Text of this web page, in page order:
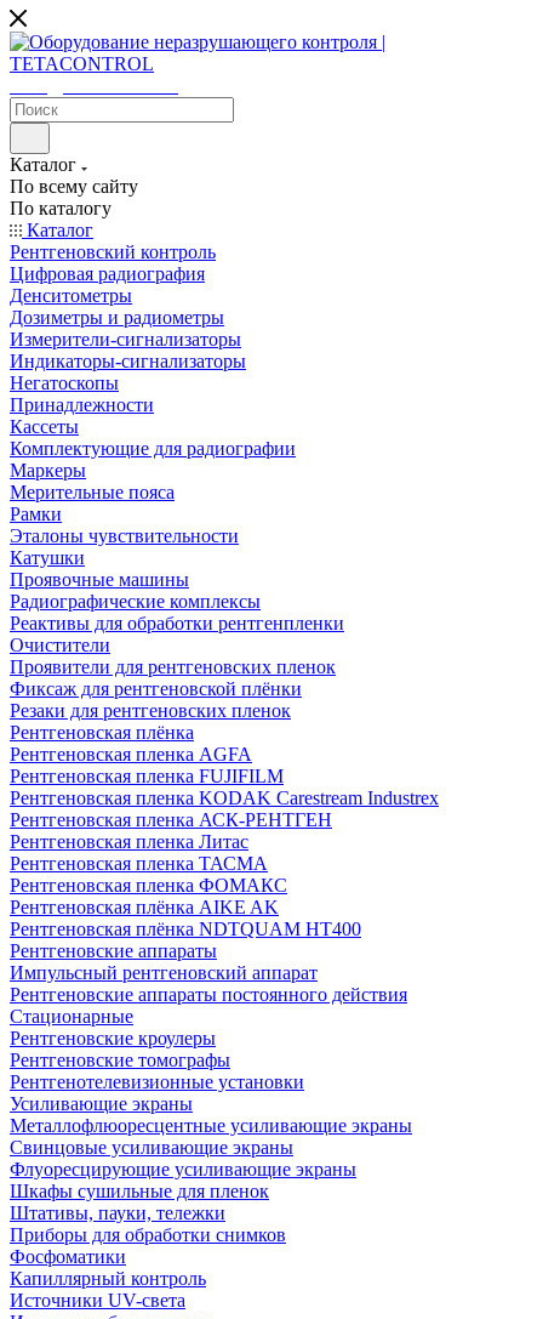
Каталог
По всему сайту
По каталогу
Каталог
Рентгеновский контроль
Цифровая радиография
Денситометры
Дозиметры и радиометры
Измерители-сигнализаторы
Индикаторы-сигнализаторы
Негатоскопы
Принадлежности
Кассеты
Комплектующие для радиографии
Маркеры
Мерительные пояса
Рамки
Эталоны чувствительности
Катушки
Проявочные машины
Радиографические комплексы
Реактивы для обработки рентгенпленки
Очистители
Проявители для рентгеновских пленок
Фиксаж для рентгеновской плёнки
Резаки для рентгеновских пленок
Рентгеновская плёнка
Рентгеновская пленка AGFA
Рентгеновская пленка FUJIFILM
Рентгеновская пленка KODAK Carestream Industrex
Рентгеновская пленка АСК-РЕНТГЕН
Рентгеновская пленка Литас
Рентгеновская пленка ТАСМА
Рентгеновская пленка ФОМАКС
Рентгеновская плёнка AIKE AK
Рентгеновская плёнка NDTQUAM HT400
Рентгеновские аппараты
Импульсный рентгеновский аппарат
Рентгеновские аппараты постоянного действия
Стационарные
Рентгеновские кроулеры
Рентгеновские томографы
Рентгенотелевизионные установки
Усиливающие экраны
Металлофлюоресцентные усиливающие экраны
Свинцовые усиливающие экраны
Флуоресцирующие усиливающие экраны
Шкафы сушильные для пленок
Штативы, пауки, тележки
Приборы для обработки снимков
Фосфоматики
Капиллярный контроль
Источники UV-света